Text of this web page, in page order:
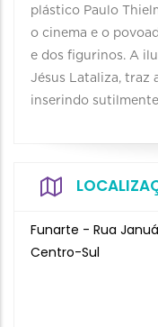
plástico Paulo
o cinema e o
e dos figurinos. A
Jésus Lataliza, traz
inserindo
Funarte - Rua
Centro-Sul